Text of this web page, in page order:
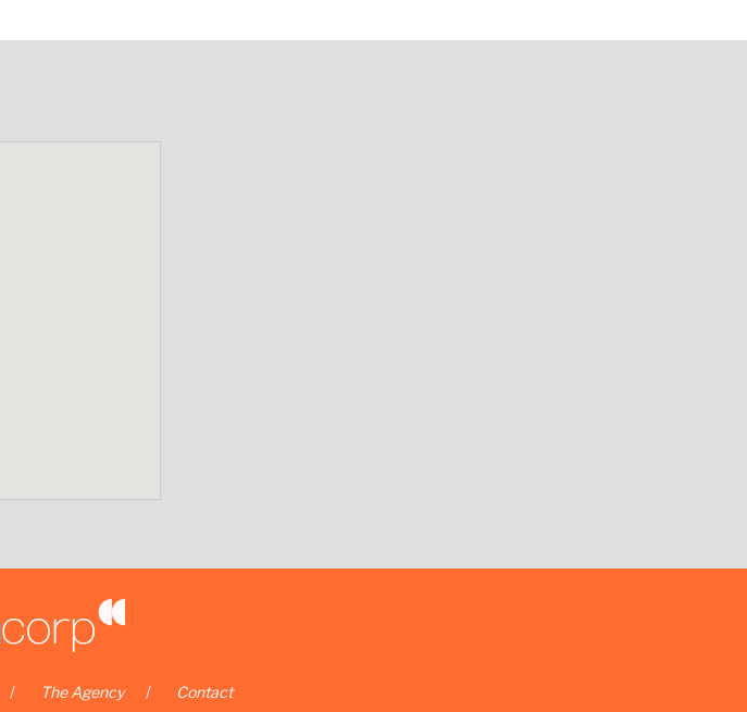
The Agency Contact